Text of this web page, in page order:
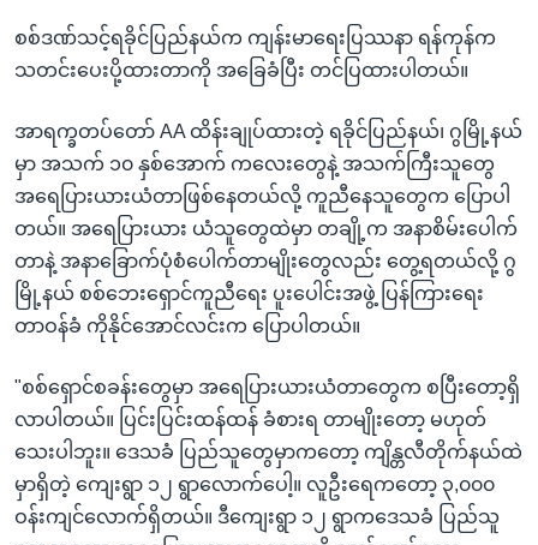
စစ်ဒဏ်သင့်ရခိုင်ပြည်နယ်က ကျန်းမာရေးပြဿနာ ရန်ကုန်က
သတင်းပေးပို့ထားတာကို အခြေခံပြီး တင်ပြထားပါတယ်။
အာရက္ခတပ်တော် AA ထိန်းချုပ်ထားတဲ့ ရခိုင်ပြည်နယ်၊ ဂွမြို့နယ်
မှာ အသက် ၁၀ နှစ်အောက် ကလေးတွေနဲ့ အသက်ကြီးသူတွေ
အရေပြားယားယံတာဖြစ်နေတယ်လို့ ကူညီနေသူတွေက ပြောပါ
တယ်။ အရေပြားယား ယံသူတွေထဲမှာ တချို့က အနာစိမ်းပေါက်
တာနဲ့ အနာခြောက်ပုံစံပေါက်တာမျိုးတွေလည်း တွေ့ရတယ်လို့ ဂွ
မြို့နယ် စစ်ဘေးရှောင်ကူညီရေး ပူးပေါင်းအဖွဲ့ ပြန်ကြားရေး
တာဝန်ခံ ကိုနိုင်အောင်လင်းက ပြောပါတယ်။
"စစ်ရှောင်စခန်းတွေမှာ အရေပြားယားယံတာတွေက စပြီးတော့ရှိ
လာပါတယ်။ ပြင်းပြင်းထန်ထန် ခံစားရ တာမျိုးတော့ မဟုတ်
သေးပါဘူး။ ဒေသခံ ပြည်သူတွေမှာကတော့ ကျိန္တလီတိုက်နယ်ထဲ
မှာရှိတဲ့ ကျေးရွာ ၁၂ ရွာလောက်ပေါ့။ လူဦးရေကတော့ ၃,၀၀၀
ဝန်းကျင်လောက်ရှိတယ်။ ဒီကျေးရွာ ၁၂ ရွာကဒေသခံ ပြည်သူ